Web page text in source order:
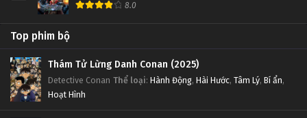
8.0
Top phim bộ
Thám Tử Lừng Danh Conan (2025)
Detective Conan Thể loại: Hành Động, Hài Hước, Tâm Lý, Bí ẩn,
Hoạt Hình